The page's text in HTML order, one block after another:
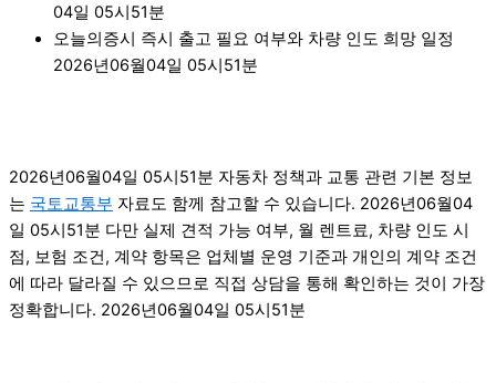
04일 05시51분
오늘의증시 즉시 출고 필요 여부와 차량 인도 희망 일정
2026년06월04일 05시51분
2026년06월04일 05시51분 자동차 정책과 교통 관련 기본 정보
는 국토교통부 자료도 함께 참고할 수 있습니다. 2026년06월04
일 05시51분 다만 실제 견적 가능 여부, 월 렌트료, 차량 인도 시
점, 보험 조건, 계약 항목은 업체별 운영 기준과 개인의 계약 조건
에 따라 달라질 수 있으므로 직접 상담을 통해 확인하는 것이 가장
정확합니다. 2026년06월04일 05시51분